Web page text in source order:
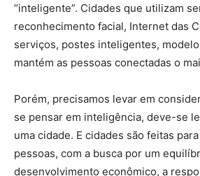
“inteligente”. Cidades que utilizam
reconhecimento facial, Internet das
serviços, postes inteligentes,
mantém as pessoas conectadas o
Porém, precisamos levar em
se pensar em inteligência, deve-se
uma cidade. E cidades são feitas
pessoas, com a busca por um
desenvolvimento econômico, a